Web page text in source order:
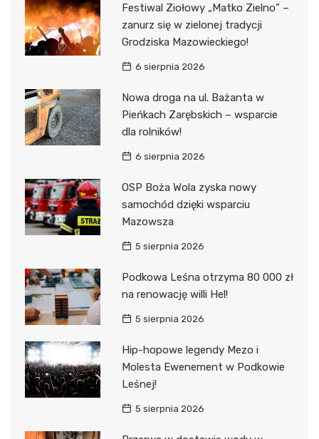
Festiwal Ziołowy „Matko Zielno” –
zanurz się w zielonej tradycji
Grodziska Mazowieckiego!
6 sierpnia 2026
Nowa droga na ul. Bażanta w
Pieńkach Zarębskich – wsparcie
dla rolników!
6 sierpnia 2026
OSP Boża Wola zyska nowy
samochód dzięki wsparciu
Mazowsza
5 sierpnia 2026
Podkowa Leśna otrzyma 80 000 zł
na renowację willi Hel!
5 sierpnia 2026
Hip-hopowe legendy Mezo i
Molesta Ewenement w Podkowie
Leśnej!
5 sierpnia 2026